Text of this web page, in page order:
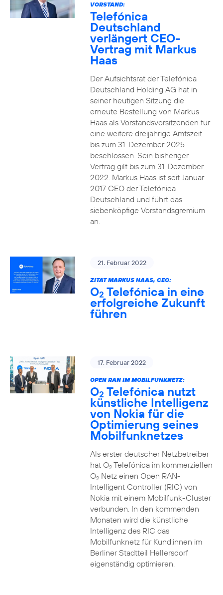
VORSTAND:
Telefónica
Deutschland
verlängert CEO-
Vertrag mit Markus
Haas
Der Aufsichtsrat der Telefónica
Deutschland Holding AG hat in
seiner heutigen Sitzung die
erneute Bestellung von Markus
Haas als Vorstandsvorsitzenden für
eine weitere dreijährige Amtszeit
bis zum 31. Dezember 2025
beschlossen. Sein bisheriger
Vertrag gilt bis zum 31. Dezember
2022. Markus Haas ist seit Januar
2017 CEO der Telefónica
Deutschland und führt das
siebenköpfige Vorstandsgremium
an.
21. Februar 2022
ZITAT MARKUS HAAS, CEO:
O2 Telefónica in eine
erfolgreiche Zukunft
führen
17. Februar 2022
OPEN RAN IM MOBILFUNKNETZ:
O2 Telefónica nutzt
künstliche Intelligenz
von Nokia für die
Optimierung seines
Mobilfunknetzes
Als erster deutscher Netzbetreiber
hat O2Telefónica im kommerziellen
O2Netz einen Open RAN-
Intelligent Controller (RIC) von
Nokia mit einem Mobilfunk-Cluster
verbunden. In den kommenden
Monaten wird die künstliche
Intelligenz des RIC das
Mobilfunknetz für Kund:innen im
Berliner Stadtteil Hellersdorf
eigenständig optimieren.